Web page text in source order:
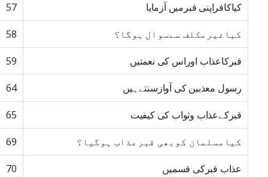
کیاکافراپنی قبرمیں آزمایا 57
کیاغیرمکلف سےسوال ہوگا؟ 58
قبرکاعذاب اوراس کی نعمتیں 59
رسول معذبین کی آوازسنتےہیں 64
قبرکےعذاب وثواب کی کیفیت 65
کیامسلمان کوبھی قبرعذاب ہوگیا؟ 69
عذاب قبرکی قسمیں 70